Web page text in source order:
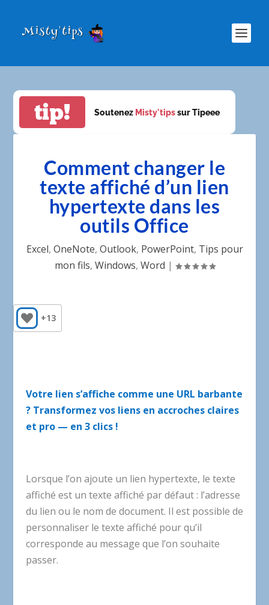
tip! Soutenez Misty'tipssur Tipeee
Comment changer le
texte affiché d’un lien
hypertexte dans les
outils Office
Excel, OneNote, Outlook, PowerPoint, Tips pour
mon fils, Windows, Word |
+13
Votre lien s’affiche comme une URL barbante
? Transformez vos liens en accroches claires
et pro — en 3 clics !
Lorsque l’on ajoute un lien hypertexte, le texte
affiché est un texte affiché par défaut : l’adresse
du lien ou le nom de document. Il est possible de
personnaliser le texte affiché pour qu’il
corresponde au message que l’on souhaite
passer.